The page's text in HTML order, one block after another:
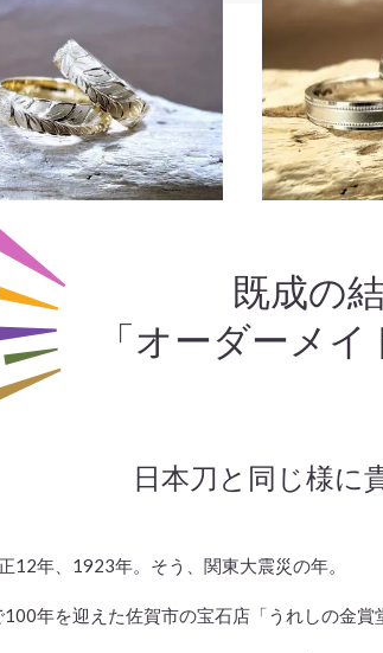
既成の
「オーダーメ
日本刀と同じ様に
12年、1923年。そう、関東大震災の年。
年を迎えた佐賀市の宝石店「うれしの金賞